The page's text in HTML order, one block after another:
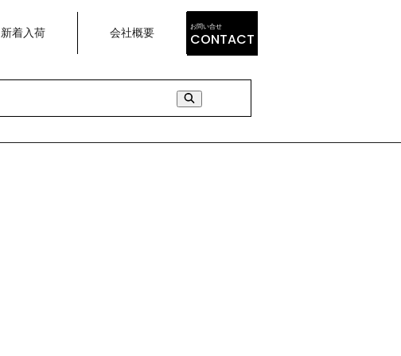
新着入荷 会社概要 お問い合せ
CONTACT